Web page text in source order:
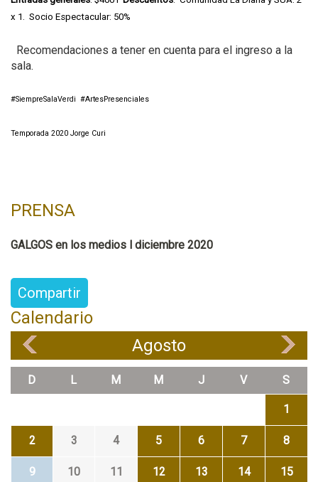
x 1. Socio Espectacular: 50%
Recomendaciones a tener en cuenta para el ingreso a la
sala.
#SiempreSalaVerdi #ArtesPresenciales
Temporada 2020 Jorge Curi
PRENSA
GALGOS en los medios l diciembre 2020
Compartir
Calendario
Agosto
D L M M J V S
1
2 3 4 5 6 7 8
9 10 11 12 13 14 15